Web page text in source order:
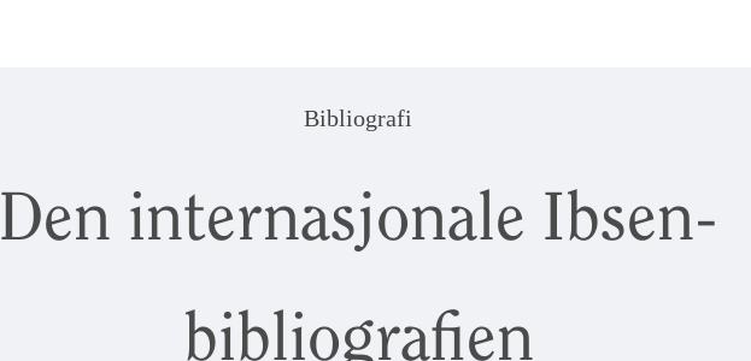
Bibliografi
Den internasjonale Ibsen-
bibliografien